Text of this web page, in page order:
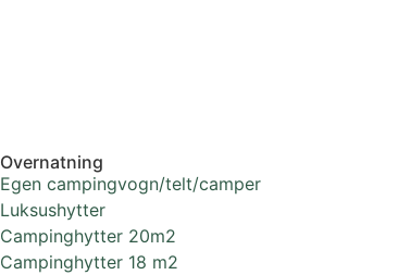
Overnatning
Egen campingvogn/telt/camper
Luksushytter
Campinghytter 20m2
Campinghytter 18 m2